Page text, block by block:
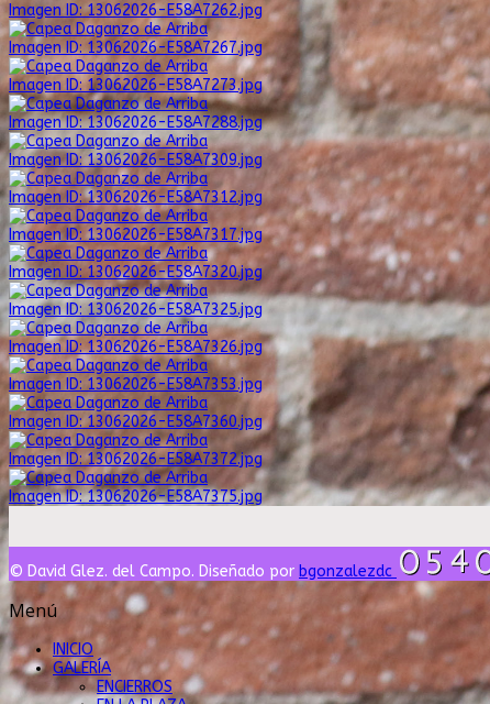
Imagen ID: 13062026-E58A7262.jpg
Imagen ID: 13062026-E58A7267.jpg
Imagen ID: 13062026-E58A7273.jpg
Imagen ID: 13062026-E58A7288.jpg
Imagen ID: 13062026-E58A7309.jpg
Imagen ID: 13062026-E58A7312.jpg
Imagen ID: 13062026-E58A7317.jpg
Imagen ID: 13062026-E58A7320.jpg
Imagen ID: 13062026-E58A7325.jpg
Imagen ID: 13062026-E58A7326.jpg
Imagen ID: 13062026-E58A7353.jpg
Imagen ID: 13062026-E58A7360.jpg
Imagen ID: 13062026-E58A7372.jpg
Imagen ID: 13062026-E58A7375.jpg
© David Glez. del Campo. Diseñado por bgonzalezdc
Menú
INICIO
GALERÍA
ENCIERROS